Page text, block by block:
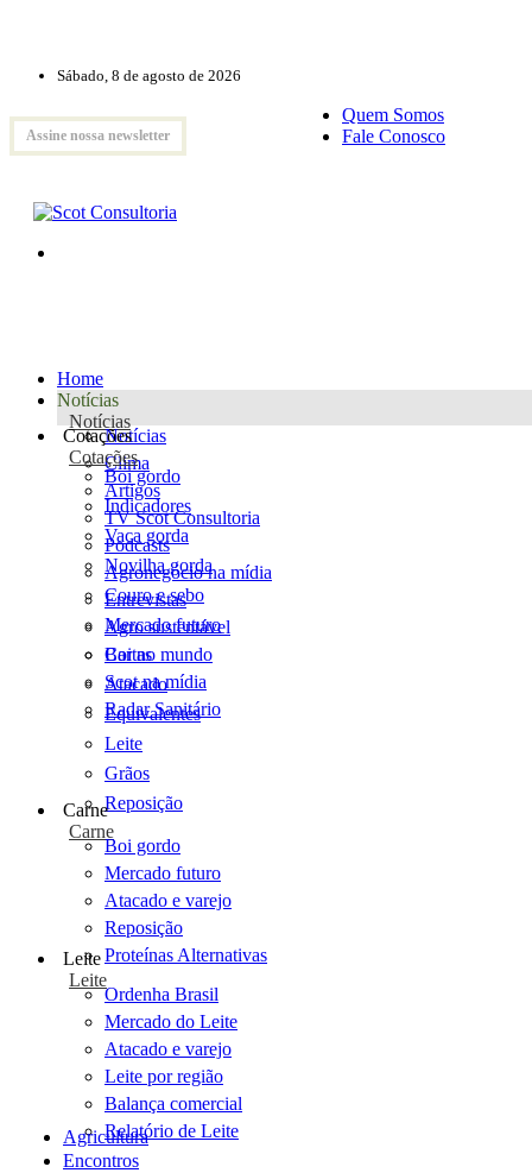
Sábado, 8 de agosto de 2026
Assine nossa newsletter
Quem Somos
Fale Conosco
Home
Notícias
Notícias
Notícias
Clima
Artigos
TV Scot Consultoria
Podcasts
Agronegócio na mídia
Entrevistas
Agro sustentável
Cartas
Scot na mídia
Radar Sanitário
Cotações
Cotações
Boi gordo
Indicadores
Vaca gorda
Novilha gorda
Couro e sebo
Mercado futuro
Boi no mundo
Atacado
Equivalentes
Leite
Grãos
Reposição
Carne
Carne
Boi gordo
Mercado futuro
Atacado e varejo
Reposição
Proteínas Alternativas
Leite
Leite
Ordenha Brasil
Mercado do Leite
Atacado e varejo
Leite por região
Balança comercial
Relatório de Leite
Agricultura
Encontros